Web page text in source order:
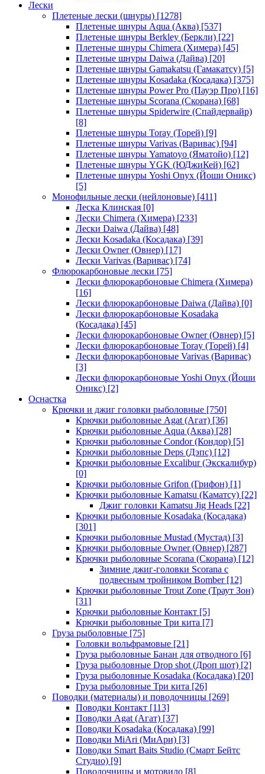
Лески
Плетеные лески (шнуры) [1278]
Плетеные шнуры Aqua (Аква) [537]
Плетеные шнуры Berkley (Беркли) [22]
Плетеные шнуры Chimera (Химера) [45]
Плетеные шнуры Daiwa (Дайва) [20]
Плетеные шнуры Gamakatsu (Гамакатсу) [5]
Плетеные шнуры Kosadaka (Косадака) [375]
Плетеные шнуры Power Pro (Пауэр Про) [16]
Плетеные шнуры Scorana (Скорана) [68]
Плетеные шнуры Spiderwire (Спайдервайр)
[8]
Плетеные шнуры Toray (Торей) [9]
Плетеные шнуры Varivas (Варивас) [94]
Плетеные шнуры Yamatoyo (Яматойо) [12]
Плетеные шнуры YGK (ЮДжиКей) [62]
Плетеные шнуры Yoshi Onyx (Йоши Оникс)
[5]
Монофильные лески (нейлоновые) [411]
Леска Клинская [0]
Лески Chimera (Химера) [233]
Лески Daiwa (Дайва) [48]
Лески Kosadaka (Косадака) [39]
Лески Owner (Овнер) [17]
Лески Varivas (Варивас) [74]
Флюрокарбоновые лески [75]
Лески флюрокарбоновые Chimera (Химера)
[16]
Лески флюрокарбоновые Daiwa (Дайва) [0]
Лески флюрокарбоновые Kosadaka
(Косадака) [45]
Лески флюрокарбоновые Owner (Овнер) [5]
Лески флюрокарбоновые Toray (Торей) [4]
Лески флюрокарбоновые Varivas (Варивас)
[3]
Лески флюрокарбоновые Yoshi Onyx (Йоши
Оникс) [2]
Оснастка
Крючки и джиг головки рыболовные [750]
Крючки рыболовные Agat (Агат) [36]
Крючки рыболовные Aqua (Аква) [28]
Крючки рыболовные Condor (Кондор) [5]
Крючки рыболовные Deps (Дэпс) [12]
Крючки рыболовные Excalibur (Экскалибур)
[0]
Крючки рыболовные Grifon (Грифон) [1]
Крючки рыболовные Kamatsu (Каматсу) [22]
Джиг головки Kamatsu Jig Heads [22]
Крючки рыболовные Kosadaka (Косадака)
[301]
Крючки рыболовные Mustad (Мустад) [3]
Крючки рыболовные Owner (Овнер) [287]
Крючки рыболовные Scorana (Скорана) [12]
Зимние джиг-головки Scorana с
подвесным тройником Bomber[12]
Крючки рыболовные Trout Zone (Траут Зон)
[31]
Крючки рыболовные Контакт [5]
Крючки рыболовные Три кита [7]
Груза рыболовные [75]
Головки вольфрамовые [21]
Груза рыболовные Банан для отводного [6]
Груза рыболовные Drop shot (Дроп шот) [2]
Груза рыболовные Kosadaka (Косадака) [20]
Груза рыболовные Три кита [26]
Поводки (материалы) и поводочницы [269]
Поводки Контакт [113]
Поводки Agat (Агат) [37]
Поводки Kosadaka (Косадака) [99]
Поводки MiAri (МиАри) [3]
Поводки Smart Baits Studio (Смарт Бейтс
Студио) [9]
Поводочницы и мотовило [8]